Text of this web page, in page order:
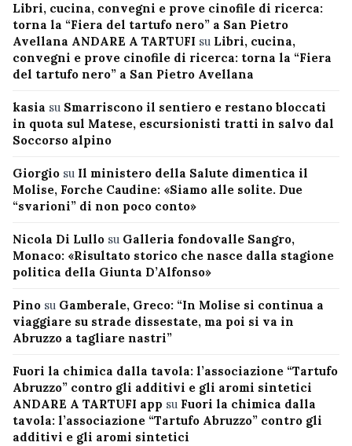
Libri, cucina, convegni e prove cinofile di ricerca:
torna la “Fiera del tartufo nero” a San Pietro
Avellana ANDARE A TARTUFI su Libri, cucina,
convegni e prove cinofile di ricerca: torna la “Fiera
del tartufo nero” a San Pietro Avellana
kasia su Smarriscono il sentiero e restano bloccati
in quota sul Matese, escursionisti tratti in salvo dal
Soccorso alpino
Giorgio su Il ministero della Salute dimentica il
Molise, Forche Caudine: «Siamo alle solite. Due
“svarioni” di non poco conto»
Nicola Di Lullo su Galleria fondovalle Sangro,
Monaco: «Risultato storico che nasce dalla stagione
politica della Giunta D’Alfonso»
Pino su Gamberale, Greco: “In Molise si continua a
viaggiare su strade dissestate, ma poi si va in
Abruzzo a tagliare nastri”
Fuori la chimica dalla tavola: l’associazione “Tartufo
Abruzzo” contro gli additivi e gli aromi sintetici
ANDARE A TARTUFI app su Fuori la chimica dalla
tavola: l’associazione “Tartufo Abruzzo” contro gli
additivi e gli aromi sintetici